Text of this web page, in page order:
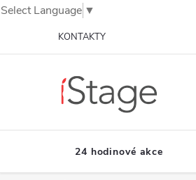
Select Language ▼
KONTAKTY
24 hodinové akce